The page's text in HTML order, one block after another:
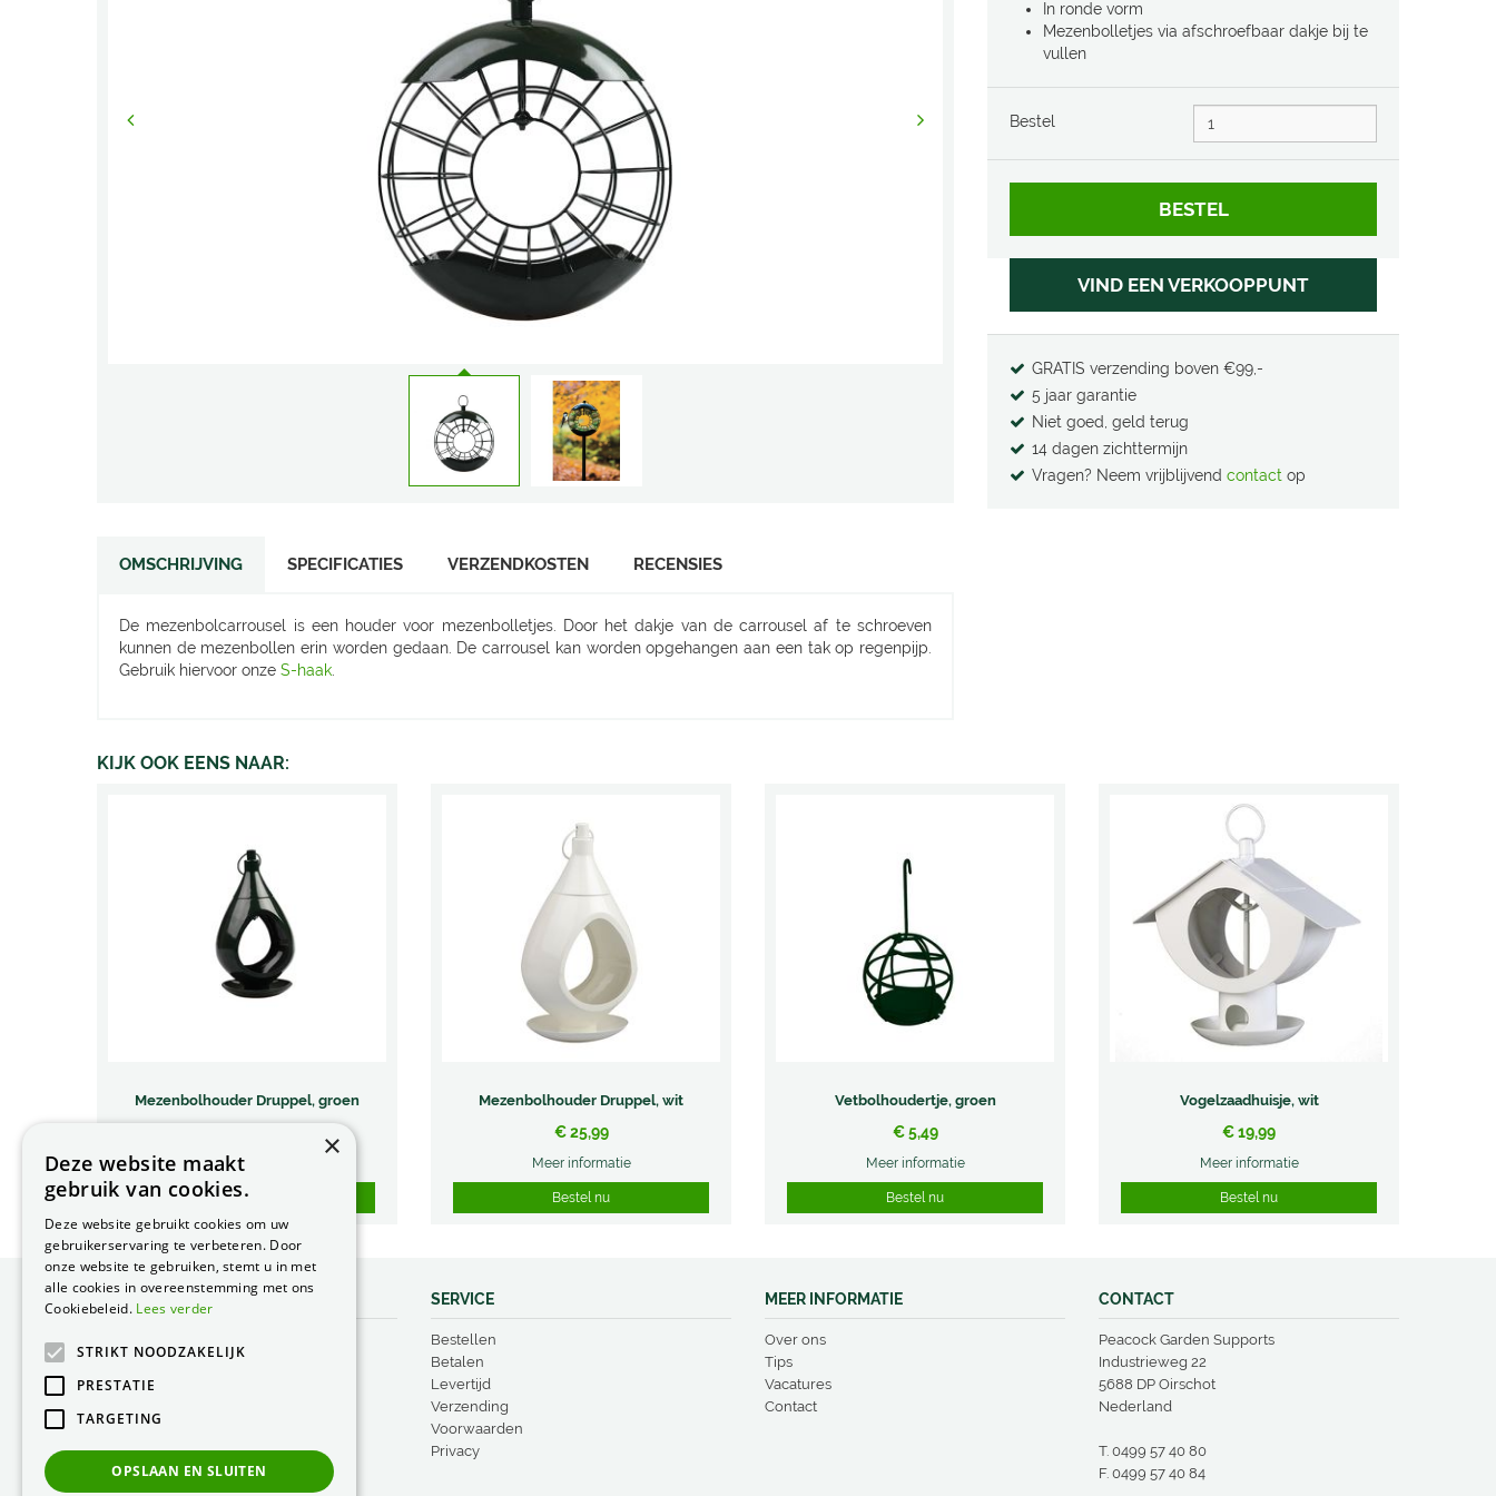
In ronde vorm
Mezenbolletjes via afschroefbaar dakje bij te
vullen
Bestel
VIND EEN VERKOOPPUNT
GRATIS verzending boven €99,-
5 jaar garantie
Niet goed, geld terug
14 dagen zichttermijn
Vragen? Neem vrijblijvendcontactop
OMSCHRIJVING SPECIFICATIES VERZENDKOSTEN RECENSIES
De mezenbolcarrousel is een houder voor mezenbolletjes. Door het dakje van de carrousel af te schroeven
kunnen de mezenbollen erin worden gedaan. De carrousel kan worden opgehangen aan een tak op regenpijp.
Gebruik hiervoor onze S-haak
KIJK OOK EENS NAAR:
Mezenbolhouder Druppel, groen
Meer informatie
Bestel nu
Mezenbolhouder Druppel, wit
€ 25,99
Meer informatie
Bestel nu
Vetbolhoudertje, groen
€ 5,49
Meer informatie
Bestel nu
Vogelzaadhuisje, wit
€19,99
Meer informatie
Bestel nu
Borderranden
Plantensteunen
Steunringen
Vogelproducten
SERVICE
Bestellen
Betalen
Levertijd
Verzending
Voorwaarden
Privacy
MEER INFORMATIE
Over ons
Tips
Vacatures
Contact
CONTACT
Peacock Garden Supports
Industrieweg 22
5688 DP Oirschot
Nederland
T. 0499 57 40 80
F. 0499 57 40 84
×
Deze website maakt
gebruik van cookies.
Deze website gebruikt cookies om uw
gebruikerservaring te verbeteren. Door
onze website te gebruiken, stemt u in met
alle cookies in overeenstemming met ons
Cookiebeleid. Lees verder
STRIKT NOODZAKELIJK
PRESTATIE
TARGETING
OPSLAAN EN SLUITEN